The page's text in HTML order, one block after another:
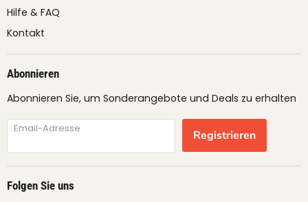
Hilfe & FAQ
Kontakt
Abonnieren
Abonnieren Sie, um Sonderangebote und Deals zu erhalten
Email-Adresse Registrieren
Folgen Sie uns